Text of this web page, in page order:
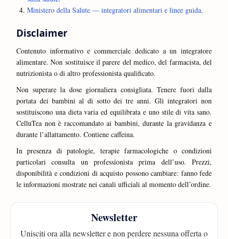
Ministero della Salute — integratori alimentari e linee guida.
Disclaimer
Contenuto informativo e commerciale dedicato a un integratore
alimentare. Non sostituisce il parere del medico, del farmacista, del
nutrizionista o di altro professionista qualificato.
Non superare la dose giornaliera consigliata. Tenere fuori dalla
portata dei bambini al di sotto dei tre anni. Gli integratori non
sostituiscono una dieta varia ed equilibrata e uno stile di vita sano.
CelluTea non è raccomandato ai bambini, durante la gravidanza e
durante l’allattamento. Contiene caffeina.
In presenza di patologie, terapie farmacologiche o condizioni
particolari consulta un professionista prima dell’uso. Prezzi,
disponibilità e condizioni di acquisto possono cambiare: fanno fede
le informazioni mostrate nei canali ufficiali al momento dell’ordine.
Newsletter
Unisciti ora alla newsletter e non perdere nessuna offerta o